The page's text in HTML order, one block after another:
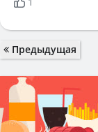
Предыдущая